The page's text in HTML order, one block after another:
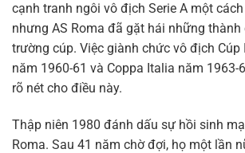
cạnh tranh ngôi vô địch Serie A một
nhưng AS Roma đã gặt hái những thành
trường cúp. Việc giành chức vô địch Cúp
năm 1960-61 và Coppa Italia năm 1963-
rõ nét cho điều này.
Thập niên 1980 đánh dấu sự hồi sinh
Roma. Sau 41 năm chờ đợi, họ một lần